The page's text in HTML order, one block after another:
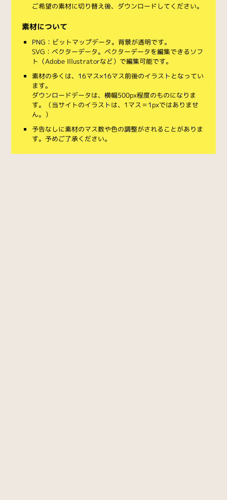
ご希望の素材に切り替え後、ダウンロードしてください。
素材について
PNG：ビットマップデータ。背景が透明です。
SVG：ベクターデータ。ベクターデータを編集できるソフ
ト（Adobe Illustratorなど）で編集可能です。
素材の多くは、16マス×16マス前後のイラストとなってい
ます。
ダウンロードデータは、横幅500px程度のものになりま
す。（当サイトのイラストは、1マス＝1pxではありませ
ん。）
予告なしに素材のマス数や色の調整がされることがありま
す。予めご了承ください。